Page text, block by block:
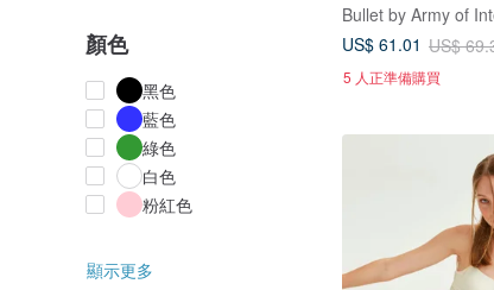
顏色
黑色
藍色
綠色
白色
粉紅色
顯示更多
Bullet by Army of
US$ 61.01 US$
5 人正準備購買